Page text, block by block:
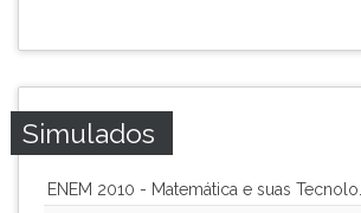
Simulados
ENEM 2010 - Matemática e suas Tecnolo...